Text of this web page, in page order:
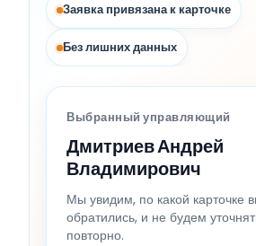
Заявка привязана к карточке
Без лишних данных
Выбранный управляющий
Дмитриев Андрей
Владимирович
Мы увидим, по какой карточке
обратились, и не будем
повторно.